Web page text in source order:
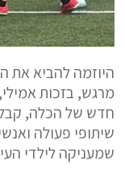
היוזמה להביא את
מרגש, בזכות
חדש של הכלה,
שיתופי פעולה
שמעניקה לילדי